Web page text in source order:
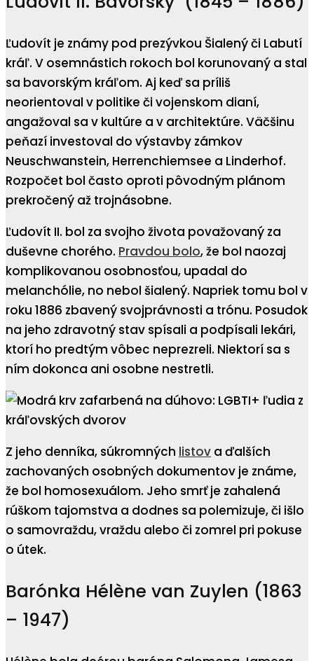
Ľudovít je známy pod prezývkou Šialený či Labutí
kráľ. V osemnástich rokoch bol korunovaný a stal
sa bavorským kráľom. Aj keď sa príliš
neorientoval v politike či vojenskom dianí,
angažoval sa v kultúre a v architektúre. Väčšinu
peňazí investoval do výstavby zámkov
Neuschwanstein, Herrenchiemsee a Linderhof.
Rozpočet bol často oproti pôvodným plánom
prekročený až trojnásobne.
Ľudovít II. bol za svojho života považovaný za
duševne chorého. Pravdou bolo, že bol naozaj
komplikovanou osobnosťou, upadal do
melanchólie, no nebol šialený. Napriek tomu bol v
roku 1886 zbavený svojprávnosti a trónu. Posudok
na jeho zdravotný stav spísali a podpísali lekári,
ktorí ho predtým vôbec neprezreli. Niektorí sa s
ním dokonca ani osobne nestretli.
Z jeho denníka, súkromných listov a ďalších
zachovaných osobných dokumentov je známe,
že bol homosexuálom. Jeho smrť je zahalená
rúškom tajomstva a dodnes sa polemizuje, či išlo
o samovraždu, vraždu alebo či zomrel pri pokuse
o útek.
Barónka Hélène van Zuylen (1863
– 1947)